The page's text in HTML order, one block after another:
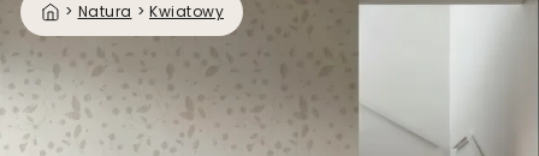
> Natura > Kwiatowy